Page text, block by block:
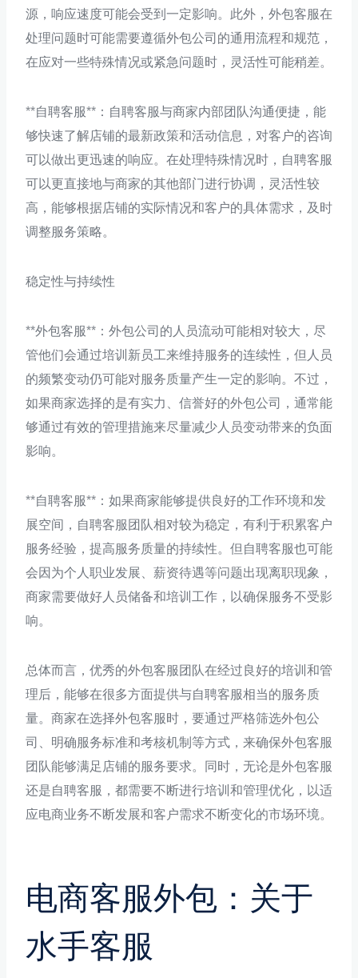
源，响应速度可能会受到一定影响。此外，外包客服在
处理问题时可能需要遵循外包公司的通用流程和规范，
在应对一些特殊情况或紧急问题时，灵活性可能稍差。
**自聘客服**：自聘客服与商家内部团队沟通便捷，能
够快速了解店铺的最新政策和活动信息，对客户的咨询
可以做出更迅速的响应。在处理特殊情况时，自聘客服
可以更直接地与商家的其他部门进行协调，灵活性较
高，能够根据店铺的实际情况和客户的具体需求，及时
调整服务策略。
稳定性与持续性
**外包客服**：外包公司的人员流动可能相对较大，尽
管他们会通过培训新员工来维持服务的连续性，但人员
的频繁变动仍可能对服务质量产生一定的影响。不过，
如果商家选择的是有实力、信誉好的外包公司，通常能
够通过有效的管理措施来尽量减少人员变动带来的负面
影响。
**自聘客服**：如果商家能够提供良好的工作环境和发
展空间，自聘客服团队相对较为稳定，有利于积累客户
服务经验，提高服务质量的持续性。但自聘客服也可能
会因为个人职业发展、薪资待遇等问题出现离职现象，
商家需要做好人员储备和培训工作，以确保服务不受影
响。
总体而言，优秀的外包客服团队在经过良好的培训和管
理后，能够在很多方面提供与自聘客服相当的服务质
量。商家在选择外包客服时，要通过严格筛选外包公
司、明确服务标准和考核机制等方式，来确保外包客服
团队能够满足店铺的服务要求。同时，无论是外包客服
还是自聘客服，都需要不断进行培训和管理优化，以适
应电商业务不断发展和客户需求不断变化的市场环境。
电商客服外包：关于
水手客服